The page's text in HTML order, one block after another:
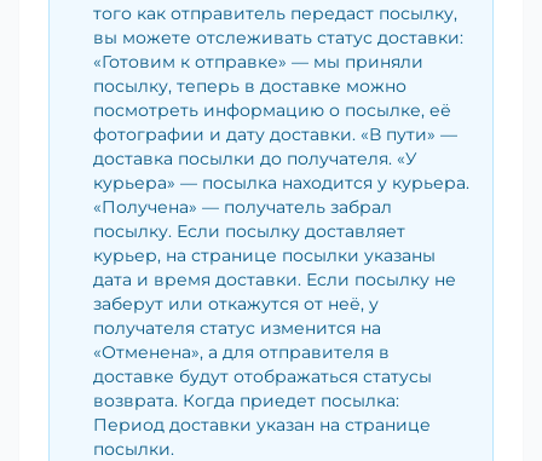
того как отправитель передаст посылку,
вы можете отслеживать статус доставки:
«Готовим к отправке» — мы приняли
посылку, теперь в доставке можно
посмотреть информацию о посылке, её
фотографии и дату доставки. «В пути» —
доставка посылки до получателя. «У
курьера» — посылка находится у курьера.
«Получена» — получатель забрал
посылку. Если посылку доставляет
курьер, на странице посылки указаны
дата и время доставки. Если посылку не
заберут или откажутся от неё, у
получателя статус изменится на
«Отменена», а для отправителя в
доставке будут отображаться статусы
возврата. Когда приедет посылка:
Период доставки указан на странице
посылки.